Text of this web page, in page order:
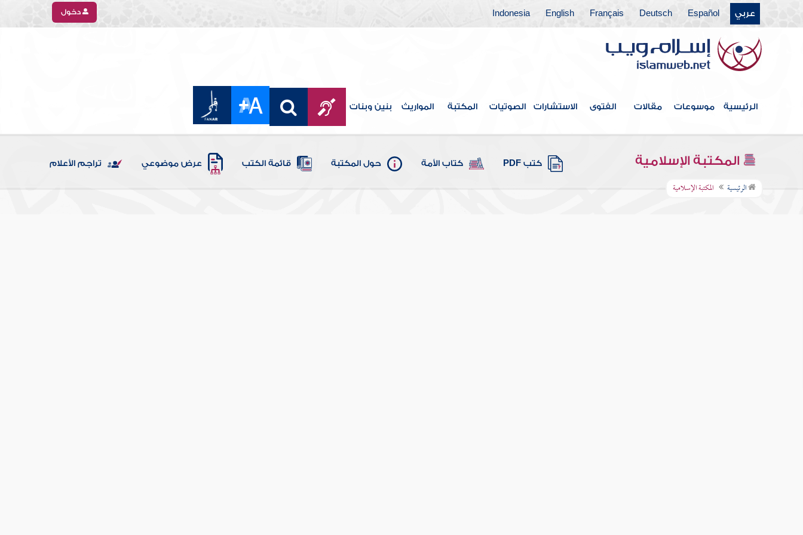
عربي Español
Deutsch
Français
English
Indonesia دخول
الرئيسية موسوعات مقالات الفتوى الاستشارات الصوتيات المكتبة المواريث بنين وبنات
المكتبة الإسلامية كتب PDF كتاب الأمة حول المكتبة قائمة الكتب عرض موضوعي تراجم الأعلام
الرئيسية المكتبة الإسلامية